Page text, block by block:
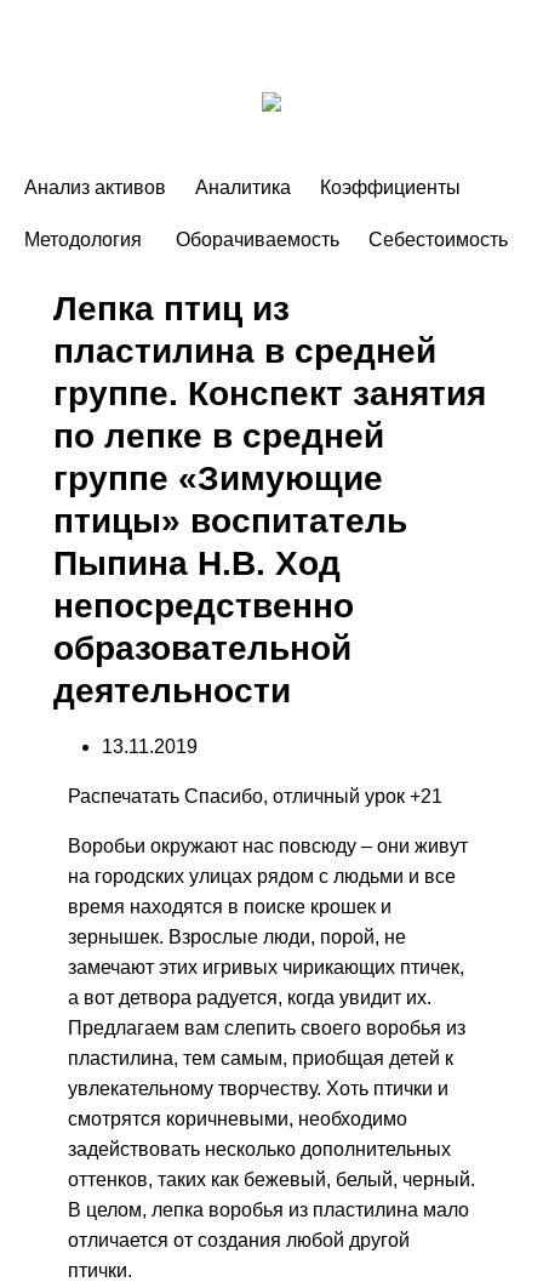
Анализ активов Аналитика Коэффициенты
Методология Оборачиваемость Себестоимость
Лепка птиц из
пластилина в средней
группе. Конспект занятия
по лепке в средней
группе «Зимующие
птицы» воспитатель
Пыпина Н.В. Ход
непосредственно
образовательной
деятельности
13.11.2019
Распечатать Спасибо, отличный урок +21
Воробьи окружают нас повсюду – они живут
на городских улицах рядом с людьми и все
время находятся в поиске крошек и
зернышек. Взрослые люди, порой, не
замечают этих игривых чирикающих птичек,
а вот детвора радуется, когда увидит их.
Предлагаем вам слепить своего воробья из
пластилина, тем самым, приобщая детей к
увлекательному творчеству. Хоть птички и
смотрятся коричневыми, необходимо
задействовать несколько дополнительных
оттенков, таких как бежевый, белый, черный.
В целом, лепка воробья из пластилина мало
отличается от создания любой другой
птички.